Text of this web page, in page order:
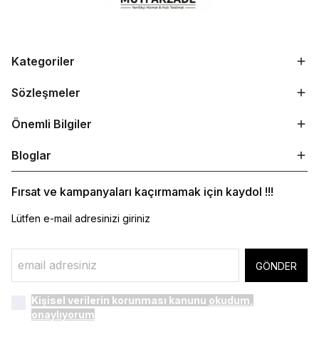
Kategoriler
Sözleşmeler
Önemli Bilgiler
Bloglar
Fırsat ve kampanyaları kaçırmamak için kaydol !!!
Lütfen e-mail adresinizi giriniz
GÖNDER
Kişisel verilerin korunması kanunu okudum,
onaylıyorum